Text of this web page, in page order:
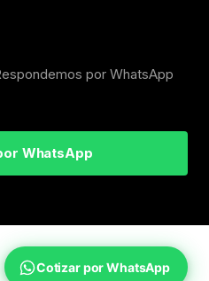
por WhatsApp
WhatsApp
Fletes UruguayInicio
Cotizar por WhatsApp